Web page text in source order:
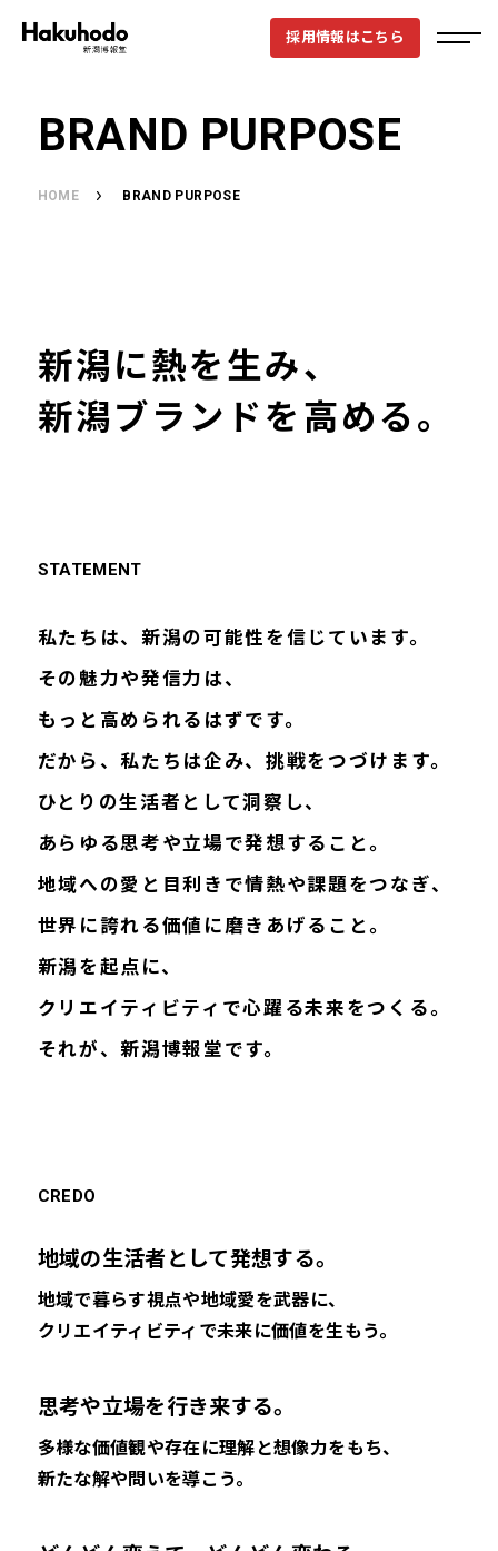
採用情報はこちら
BRAND PURPOSE
HOME BRAND PURPOSE
新潟に熱を生み、
新潟ブランドを高める。
STATEMENT
私たちは、新潟の可能性を信じています。
その魅力や発信力は、
もっと高められるはずです。
だから、私たちは企み、挑戦をつづけます。
ひとりの生活者として洞察し、
あらゆる思考や立場で発想すること。
地域への愛と目利きで情熱や課題をつなぎ、
世界に誇れる価値に磨きあげること。
新潟を起点に、
クリエイティビティで心躍る未来をつくる。
それが、新潟博報堂です。
CREDO
地域の生活者として発想する。
地域で暮らす視点や地域愛を武器に、
クリエイティビティで未来に価値を生もう。
思考や立場を行き来する。
多様な価値観や存在に理解と想像力をもち、
新たな解や問いを導こう。